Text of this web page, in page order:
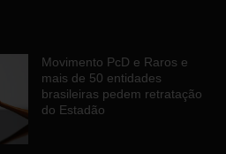
Movimento PcD e Raros e
mais de 50 entidades
brasileiras pedem retratação
do Estadão